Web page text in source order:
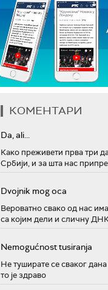
КОМЕНТАРИ
Da, ali...
Како преживети прва три
Србији, и за шта нас
Dvojnik mog oca
Вероватно свако од нас
са којим дели и сличну
Nemogućnost tusiranja
Не туширате се сваког
то је здраво